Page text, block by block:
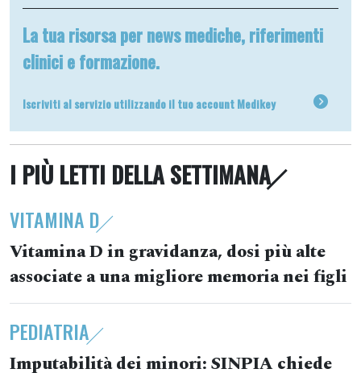
La tua risorsa per news mediche, riferimenti
clinici e formazione.
Iscriviti al servizio utilizzando il tuo account Medikey
I PIÙ LETTI DELLA SETTIMANA
VITAMINA D
Vitamina D in gravidanza, dosi più alte
associate a una migliore memoria nei figli
PEDIATRIA
Imputabilità dei minori: SINPIA chiede